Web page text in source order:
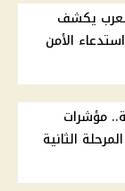
يكشف
الأمن
مؤشرات